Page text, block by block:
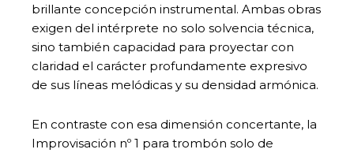
brillante concepción instrumental. Ambas obras
exigen del intérprete no solo solvencia técnica,
sino también capacidad para proyectar con
claridad el carácter profundamente expresivo
de sus líneas melódicas y su densidad armónica.
En contraste con esa dimensión concertante, la
Improvisación nº 1 para trombón solo de